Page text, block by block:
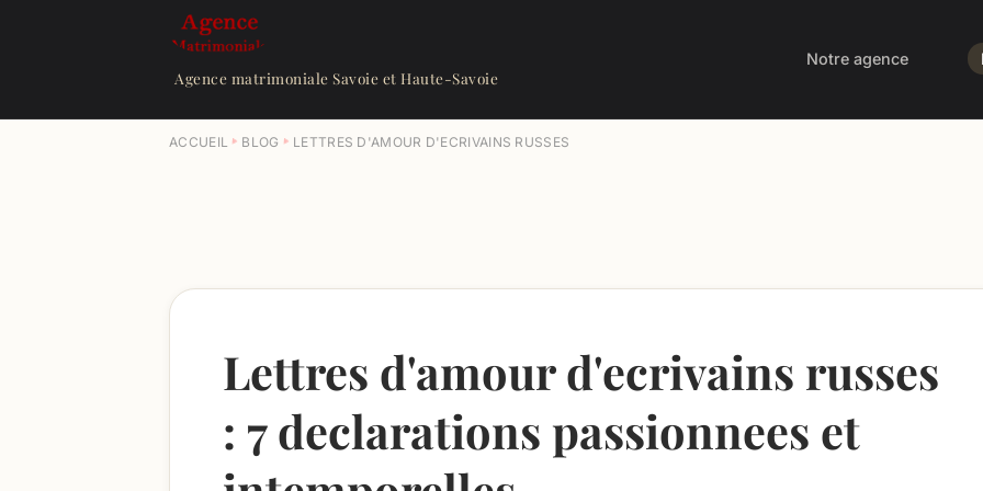
Agence matrimoniale Savoie et Haute-Savoie
Notre agence
ACCUEIL BLOG LETTRES D'AMOUR D'ECRIVAINS RUSSES
Lettres d'amour d'ecrivains russes
: 7 declarations passionnees et